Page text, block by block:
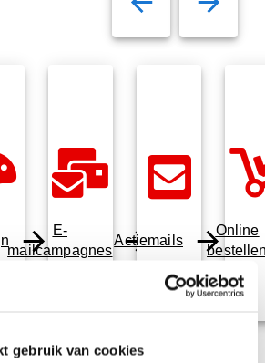
gebruik van cookies
E-
mailcampagnes
Actiemails
Online